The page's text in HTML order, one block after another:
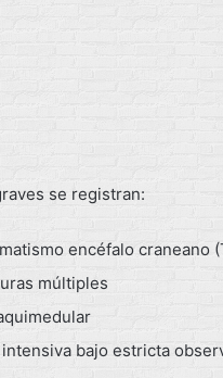
se registran:
encéfalo craneano
múltiples
bajo estricta